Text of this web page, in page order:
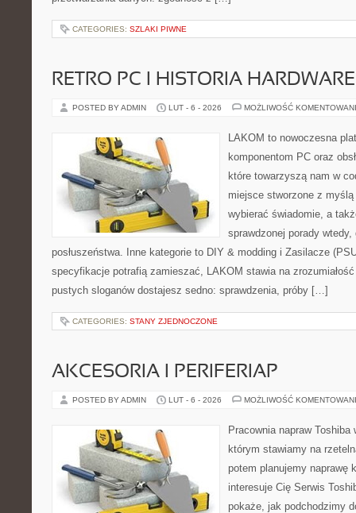
CATEGORIES: SZLAKI PIWNE
RETRO PC I HISTORIA
POSTED BY ADMIN LUT - 6 - 2026 MOŻLIWOŚĆ
LAKOM to nowoczesna
komponentom PC oraz
które towarzyszą nam w
miejsce stworzone z
wybierać świadomie, a
sprawdzonej porady
posłuszeństwa. Inne kategorie to DIY & modding i Zasilacze
specyfikacje potrafią zamieszać, LAKOM stawia na
pustych sloganów dostajesz sedno: sprawdzenia, próby […]
CATEGORIES: STANY ZJEDNOCZONE
AKCESORIA I PERIFERIAP
POSTED BY ADMIN LUT - 6 - 2026 MOŻLIWOŚĆ
Pracownia napraw
którym stawiamy na
potem planujemy naprawę
interesuje Cię Serwis
pokaże, jak podchodzimy